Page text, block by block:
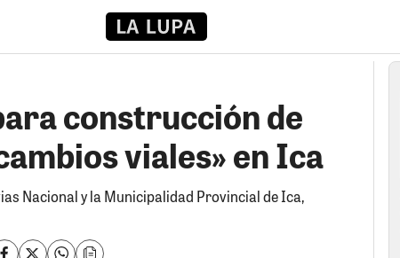
construcción de
viales» en Ica
Nacional y la Municipalidad Provincial de Ica,